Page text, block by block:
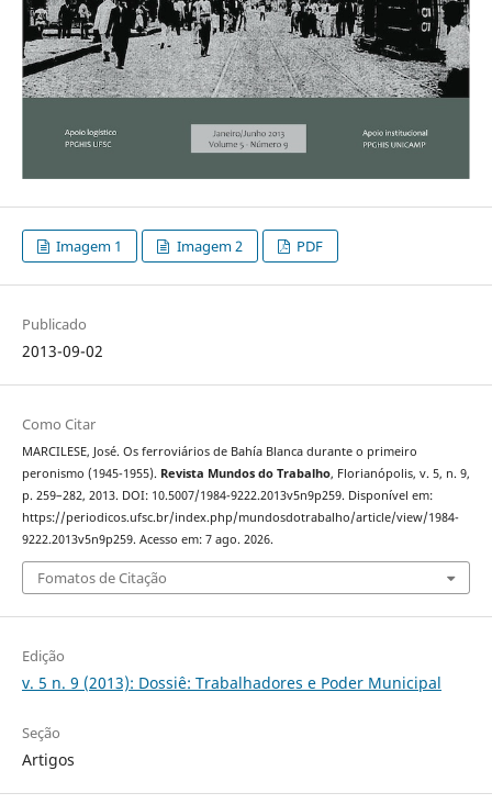
Imagem 1 Imagem 2 PDF
Publicado
2013-09-02
Como Citar
MARCILESE, José. Os ferroviários de Bahía Blanca durante o primeiro
peronismo (1945-1955). Revista Mundos do Trabalho, Florianópolis, v. 5, n. 9,
p. 259–282, 2013. DOI: 10.5007/1984-9222.2013v5n9p259. Disponível em:
https://periodicos.ufsc.br/index.php/mundosdotrabalho/article/view/1984-
9222.2013v5n9p259. Acesso em: 7 ago. 2026.
Fomatos de Citação
Edição
v. 5 n. 9 (2013): Dossiê: Trabalhadores e Poder Municipal
Seção
Artigos